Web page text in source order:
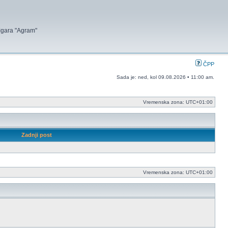
"Agram"
ČPP
Sada je: ned, kol 09.08.2026 • 11:00 am.
Vremenska zona: UTC+01:00
Zadnji post
Vremenska zona: UTC+01:00